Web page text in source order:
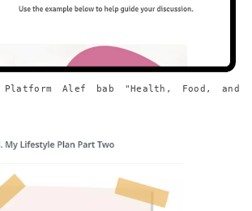
Platform Alef bab "Health, Food, and